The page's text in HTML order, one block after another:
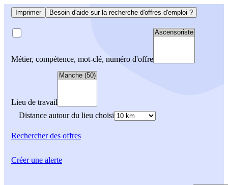
Imprimer Besoin d'aide sur la recherche d'offres d'emploi ?
Métier, compétence, mot-clé, numéro d'offre
Lieu de travail
Distance autour du lieu choisi
Rechercherdes offres
Créer une alerte